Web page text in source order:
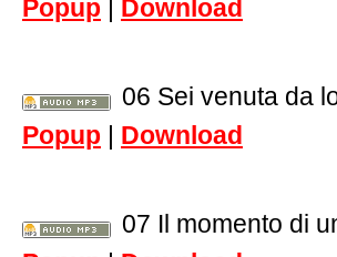
Popup
Download
06 Sei venuta da
Popup
Download
07 Il momento di